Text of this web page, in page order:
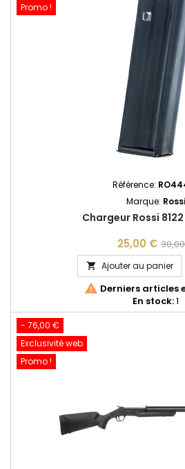
Promo !
Référence:
Marque: Rossi
Chargeur Rossi
25,00 €
 Ajouter au panier
 Derniers articles
En stock:1
- 76,00 €
Exclusivité web
Promo !